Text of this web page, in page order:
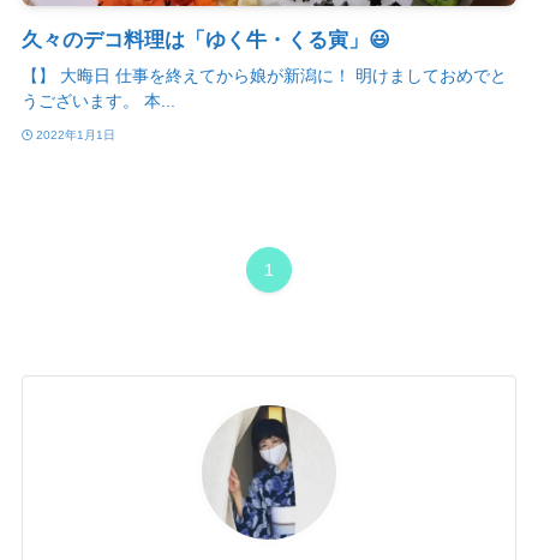
久々のデコ料理は「ゆく牛・くる寅」😃
【】 大晦日 仕事を終えてから娘が新潟に！ 明けましておめでと
うございます。 本...
2022年1月1日
1